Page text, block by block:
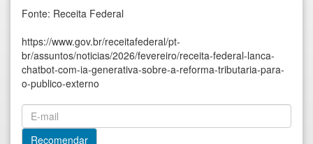
Fonte: Receita Federal
https://www.gov.br/receitafederal/pt-
br/assuntos/noticias/2026/fevereiro/receita-federal-lanca-
chatbot-com-ia-generativa-sobre-a-reforma-tributaria-para-
o-publico-externo